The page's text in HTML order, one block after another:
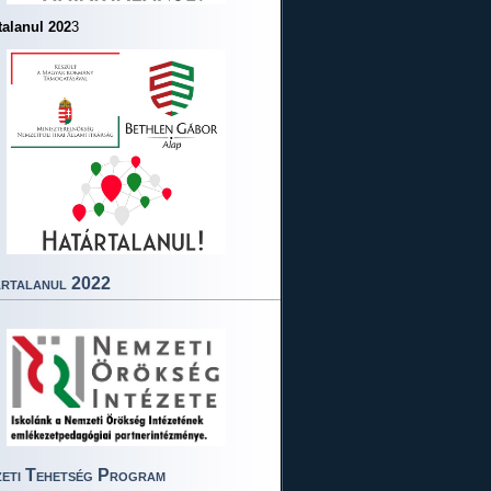
2023
2022
Tehetség Program